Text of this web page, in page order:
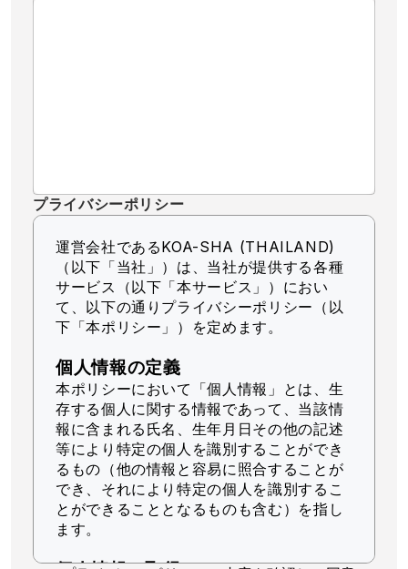
プライバシーポリシー
運営会社であるKOA-SHA (THAILAND)
（以下「当社」） は、当社が提供する各種
サービス（以下「本サービス」）におい
て、以下の通りプライバシーポリシー（以
下「本ポリシー」）を定めます。
個人情報の定義
本ポリシーにおいて「個人情報」とは、生
存する個人に関する情報であって、当該情
報に含まれる氏名、生年月日その他の記述
等により特定の個人を識別することができ
るもの（他の情報と容易に照合することが
でき、それにより特定の個人を識別するこ
とができることとなるものも含む）を指し
ます。